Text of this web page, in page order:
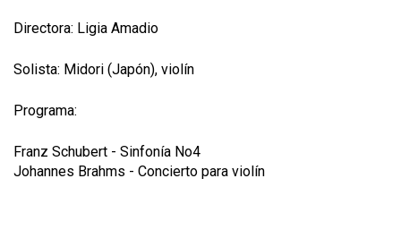
Directora: Ligia Amadio
Solista: Midori (Japón), violín
Programa:
Franz Schubert - Sinfonía No4
Johannes Brahms - Concierto para violín